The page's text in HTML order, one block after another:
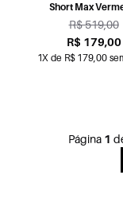
Short Max
R$ 519,00
R$ 179,00
1X de R$ 179,00
Página 1